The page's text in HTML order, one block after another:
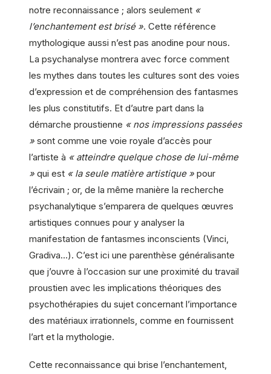
notre reconnaissance ; alors seulement «
l’enchantement est brisé ». Cette référence
mythologique aussi n’est pas anodine pour nous.
La psychanalyse montrera avec force comment
les mythes dans toutes les cultures sont des voies
d’expression et de compréhension des fantasmes
les plus constitutifs. Et d’autre part dans la
démarche proustienne « nos impressions passées
» sont comme une voie royale d’accès pour
l’artiste à « atteindre quelque chose de lui-même
» qui est « la seule matière artistique » pour
l’écrivain ; or, de la même manière la recherche
psychanalytique s’emparera de quelques œuvres
artistiques connues pour y analyser la
manifestation de fantasmes inconscients (Vinci,
Gradiva…). C’est ici une parenthèse généralisante
que j’ouvre à l’occasion sur une proximité du travail
proustien avec les implications théoriques des
psychothérapies du sujet concernant l’importance
des matériaux irrationnels, comme en fournissent
l’art et la mythologie.
Cette reconnaissance qui brise l’enchantement,